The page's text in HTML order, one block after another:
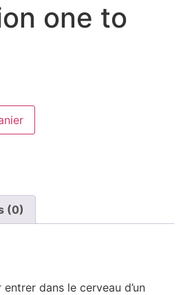
one to
(0)
entrer dans le cerveau d’un